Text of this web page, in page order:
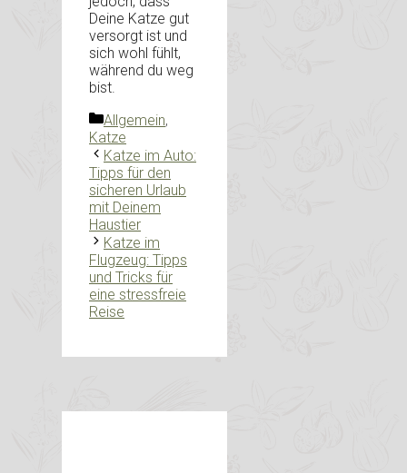
Deine Katze gut
versorgt ist und
sich wohl fühlt,
während du weg
bist.
Kategorien
Allgemein,
Katze
Katze im Auto:
Tipps für den
sicheren Urlaub
mit Deinem
Haustier
Katze im
Flugzeug: Tipps
und Tricks für
eine stressfreie
Reise